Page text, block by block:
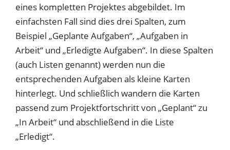
eines kompletten Projektes abgebildet. Im
einfachsten Fall sind dies drei Spalten, zum
Beispiel „Geplante Aufgaben“, „Aufgaben in
Arbeit“ und „Erledigte Aufgaben“. In diese Spalten
(auch Listen genannt) werden nun die
entsprechenden Aufgaben als kleine Karten
hinterlegt. Und schließlich wandern die Karten
passend zum Projektfortschritt von „Geplant“ zu
„In Arbeit“ und abschließend in die Liste
„Erledigt“.